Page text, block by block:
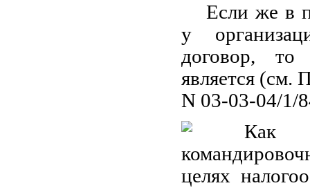
Если же в
у
договор, то
является (см.
N 03-03-04/1/
Как
целях